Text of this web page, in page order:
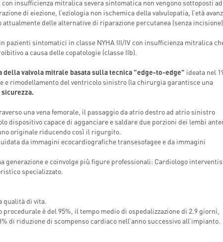
INDICAZIONI PER IL MEDICO
PRESCRITTORE
E PER IL PAZIENTE
insufficienza mitralica severa sintomatica non vengono sottoposti ad
di eiezione, l’eziologia non ischemica della valvulopatia, l’età
delle alternative di riparazione percutanea (senza
pazienti sintomatici in classe NYHA III/IV con insufficienza mitralica
a causa delle copatologie (classe IIb).
valvola mitrale basata sulla tecnica "edge-to-edge" ideata nel
e rimodellamento del ventricolo sinistro (la chirurgia garantisce una
una vena femorale, il passaggio da atrio destro ad atrio sinistro
dispositivo capace di agganciare e saldare due porzioni dei lembi
originale riducendo così il rigurgito.
da immagini ecocardiografiche transesofagee e da immagini
e coinvolge più figure professionali: Cardiologo
specializzato.
qualità di vita.
è del 95%, il tempo medio di ospedalizzazione di 2.9 giorni,
di riduzione di scompenso cardiaco nell’anno successivo all’impianto.